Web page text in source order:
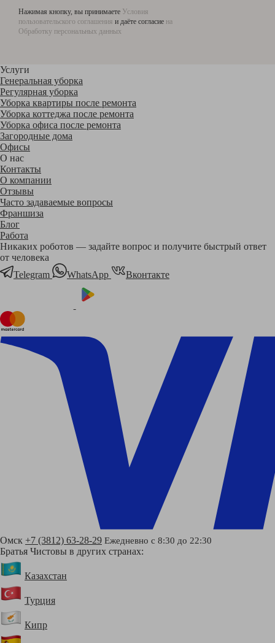
Нажимая кнопку, вы принимаете Условия
пользовательского соглашения и даёте согласие на
Обработку персональных данных
Услуги
Генеральная уборка
Регулярная уборка
Уборка квартиры после ремонта
Уборка коттеджа после ремонта
Уборка офиса после ремонта
Загородные дома
Офисы
О нас
Контакты
О компании
Отзывы
Часто задаваемые вопросы
Франшиза
Блог
Работа
Никаких роботов — задайте вопрос и получите быстрый ответ
от человека
Telegram
WhatsApp Вконтакте
Омск +7 (3812) 63-28-29 Ежедневно с 8:30 до 22:30
Братья Чистовы в других странах:
Казахстан
Турция
Кипр